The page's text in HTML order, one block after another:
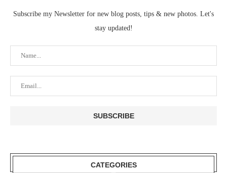
Subscribe my Newsletter for new blog posts, tips & new photos. Let's
stay updated!
CATEGORIES